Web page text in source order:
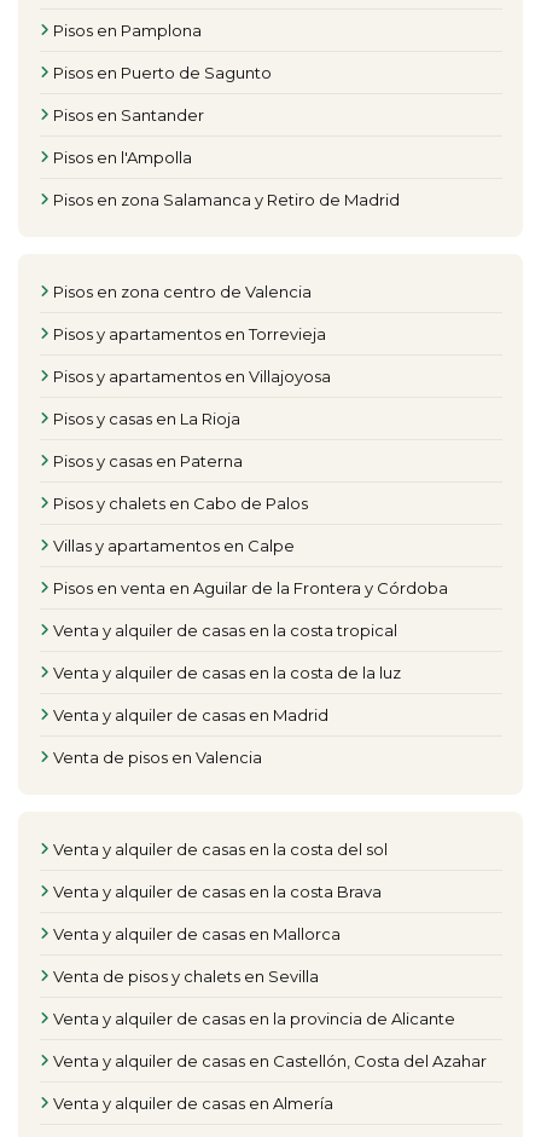
Pisos en Pamplona
Pisos en Puerto de Sagunto
Pisos en Santander
Pisos en l'Ampolla
Pisos en zona Salamanca y Retiro de Madrid
Pisos en zona centro de Valencia
Pisos y apartamentos en Torrevieja
Pisos y apartamentos en Villajoyosa
Pisos y casas en La Rioja
Pisos y casas en Paterna
Pisos y chalets en Cabo de Palos
Villas y apartamentos en Calpe
Pisos en venta en Aguilar de la Frontera y Córdoba
Venta y alquiler de casas en la costa tropical
Venta y alquiler de casas en la costa de la luz
Venta y alquiler de casas en Madrid
Venta de pisos en Valencia
Venta y alquiler de casas en la costa del sol
Venta y alquiler de casas en la costa Brava
Venta y alquiler de casas en Mallorca
Venta de pisos y chalets en Sevilla
Venta y alquiler de casas en la provincia de Alicante
Venta y alquiler de casas en Castellón, Costa del Azahar
Venta y alquiler de casas en Almería